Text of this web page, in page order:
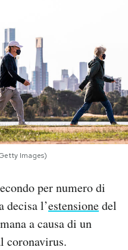
Images)
per numero di
decisa l’estensionedel
a causa di un
coronavirus.